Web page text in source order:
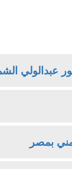
عبدالولي
بمصر